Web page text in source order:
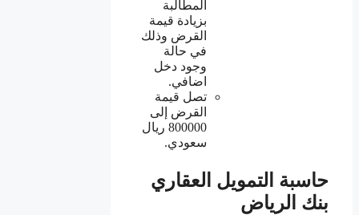
المطالبة
بزيادة قيمة
القرض وذلك
في حالة
وجود دخل
اضافي.
تصل قيمة
القرض إلى
800000 ريال
سعودي.
حاسبة التمويل العقاري
بنك الرياض